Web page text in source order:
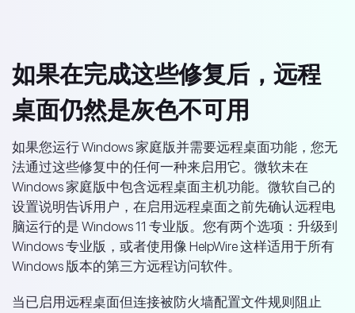
如果在完成这些修复后，远程
桌面仍然是灰色不可用
如果您运行 Windows 家庭版并需要远程桌面功能，您无
法通过这些修复中的任何一种来启用它。微软未在
Windows 家庭版中包含远程桌面主机功能。微软自己的
设置说明告诉用户，在启用远程桌面之前先确认远程电
脑运行的是 Windows 11 专业版。您有两个选项：升级到
Windows 专业版，或者使用像 HelpWire 这样适用于所有
Windows 版本的第三方远程访问软件。
当已启用远程桌面但连接被防火墙配置文件规则阻止